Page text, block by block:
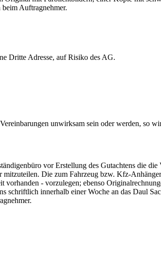
Auftragnehmer.
Dritte Adresse, auf Risiko des AG.
unwirksam sein oder werden, so
vor Erstellung des Gutachtens die
Die zum Fahrzeug bzw. Kfz-
- vorzulegen; ebenso
innerhalb einer Woche an das Daul